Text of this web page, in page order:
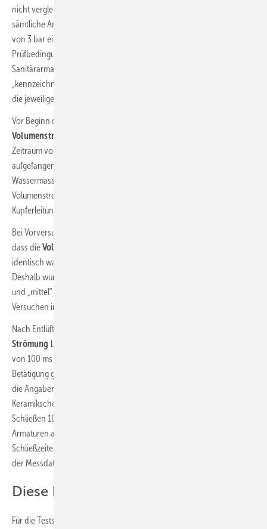
nicht vergleichbar ist. Aus diesem Grund werden bei den Tests
sämtliche Armaturen bei voll geöffnetem Ventil auf einen
von 3 bar eingestellt. Dieser Druck entspricht auch den
Prüfbedingungen für die Messung des Geräuschverhaltens von
Sanitärarmaturen nach
„kennzeichnenden Fließdruck“ werden außerdem die Armaturen in
die jeweiligen Durchflussklassen
Vor Beginn der Messung des Druckstoßverhaltens wird der
Volumenstrom durch Auslitern bestimmt
Zeitraum von 25 Sekunden das ausfließende Wasser in einem Behälter
aufgefangen und anschließend gewogen. Aus aufgefangener
Wassermasse, Dichte des Wassers und gemessener Zeit wird der
Volumenstrom und die Fließgeschwindigkeit des Wassers in der
Kupferleitung berechnet.
Bei Vorversuchen an mehreren Armaturen konnte festgestellt werden,
dass dieVolumenströme
identisch waren, Unterschiede gab es jedoch in der Stellung „mittel“.
Deshalb wurden die Versuche lediglich in den Hebelstellungen „kalt“
und „mittel“ durchgeführt. Die Wassertemperatur lag bei sämtlichen
Versuchen im Bereich von 15 °C ± 5K.
Nach Entlüften der Rohrleitung und Einstellen einer
Strömung bei voll geöffneter Armatur wird diese mit einer Schließzeit
von 100 ms und danach 20 ms mittels einer pneumatischen
Betätigung geschlossen. Die gewählten Schließzeiten lehnen sich an
die Angaben der
Keramikscheiben bei langsamem Schließen 100 ms an; bei schnellem
Schließen 10 bis 20 ms. Zusätzlich wird das
Armaturen auch bei einem Fließdruck von 5 bar jeweils mit
Schließzeiten von 20 ms und 100 ms durchgeführt. Die Aufzeichnung
der Messdaten erfolgt mit einer Frequenz von 10 kHz.
Diese Produkte wurden geprüft
Für die Tests wurden die Armaturen verschiedener Markenhersteller